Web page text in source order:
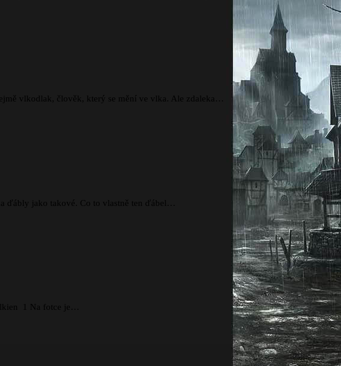
vlkodlak, člověk, který se mění ve vlka. Ale zdaleka…
ďábly jako takové. Co to vlastně ten ďábel…
1 Na fotce je…